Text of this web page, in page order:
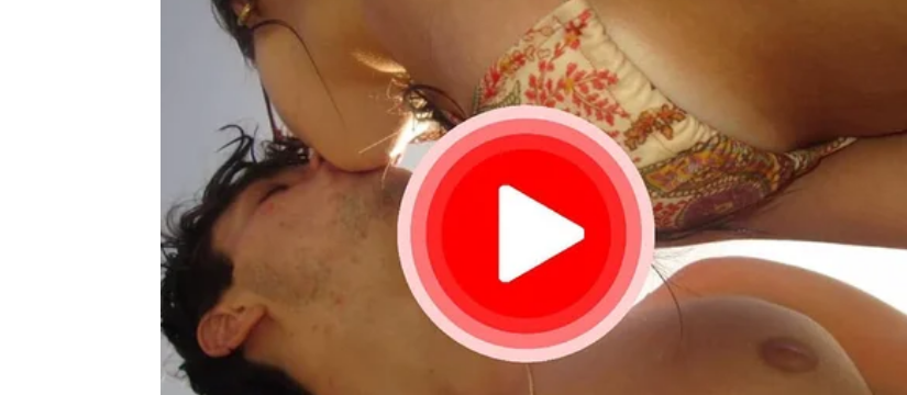
iskrena emocija, samo zapakovana na neobičan način.
Na poslovnom planu, haos može doneti kreativno rešenje. Ideja koja se rodi iz greške može
postati nešto veliko.
Poruka za Blizance:Ne pokušavajte da kontrolišete dan – pustite da vas iznenadi. Upravo u tom
haosu krije se čista magija.
LAV – URNEBESNA SITUACIJA KOJA MENJA TOK DOGAĐAJA
Lavovi vole da drže stvari pod kontrolom, da budu sigurni u svaki korak i da znaju šta sledi.
Međutim, 13. april će ih potpuno izbaciti iz tog balansa – i to na najbolji mogući način.
Ovaj dan donosi situaciju koja će Lavove prvo zbuniti, zatim iznervirati, a na kraju –nasmejati do